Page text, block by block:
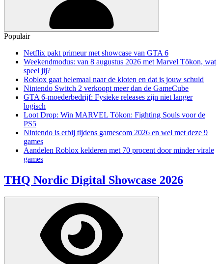
Populair
Netflix pakt primeur met showcase van GTA 6
Weekendmodus: van 8 augustus 2026 met Marvel Tōkon, wat
speel jij?
Roblox gaat helemaal naar de kloten en dat is jouw schuld
Nintendo Switch 2 verkoopt meer dan de GameCube
GTA 6-moederbedrijf: Fysieke releases zijn niet langer
logisch
Loot Drop: Win MARVEL Tōkon: Fighting Souls voor de
PS5
Nintendo is erbij tijdens gamescom 2026 en wel met deze 9
games
Aandelen Roblox kelderen met 70 procent door minder virale
games
THQ Nordic Digital Showcase 2026